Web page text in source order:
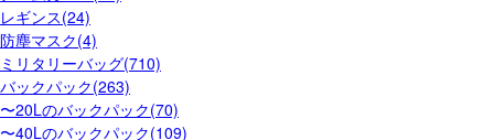
レギンス(24)
防塵マスク(4)
ミリタリーバッグ(710)
バックパック(263)
〜20Lのバックパック(70)
〜40Lのバックパック(109)